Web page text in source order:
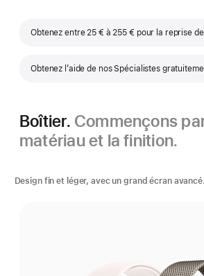
Obtenez entre 25 € à 255 € pour la reprise
Obtenez l’aide de nos Spécialistes
Boîtier. Commençons
matériau et la finition.
Design fin et léger, avec un grand écran avancé.